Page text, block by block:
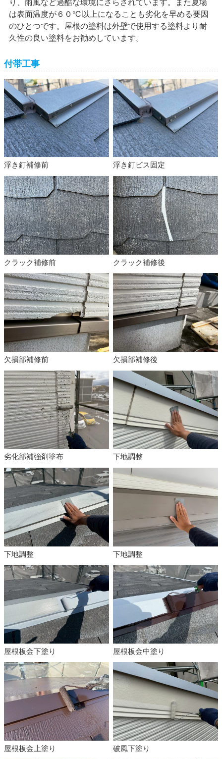
は表面温度が６０℃以上になることも劣化を早める要因
のひとつです。屋根の塗料は外壁で使用する塗料より耐
久性の良い塗料をお勧めしています。
付帯工事
浮き釘補修前 浮き釘ビス固定
クラック補修前 クラック補修後
欠損部補修前 欠損部補修後
劣化部補強剤塗布 下地調整
下地調整 下地調整
屋根板金下塗り 屋根板金中塗り
屋根板金上塗り 破風下塗り